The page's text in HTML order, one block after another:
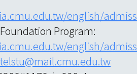
english/
Program:
english/